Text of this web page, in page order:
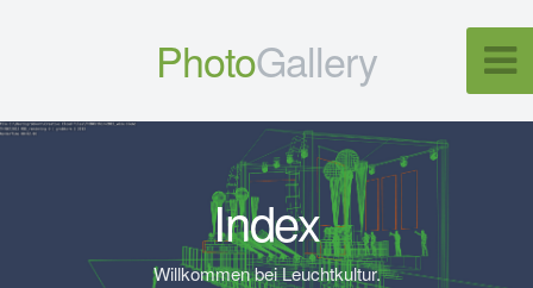
PhotoGallery
Index
Willkommen bei Leuchtkultur.